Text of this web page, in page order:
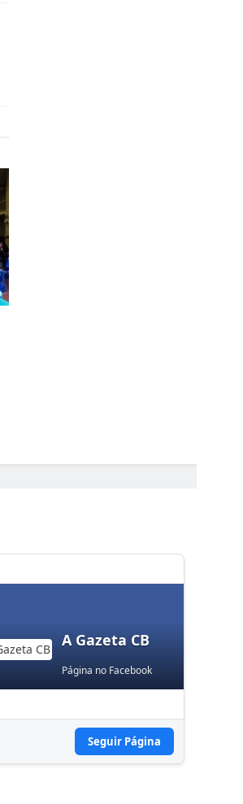
A Gazeta CB
Página no Facebook
Seguir Página